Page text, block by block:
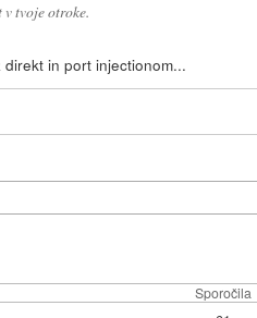
tvoje otroke.
in port injectionom...
Sporočila